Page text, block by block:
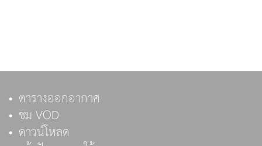
ตารางออกอากาศ
ชม VOD
ดาวน์โหลด